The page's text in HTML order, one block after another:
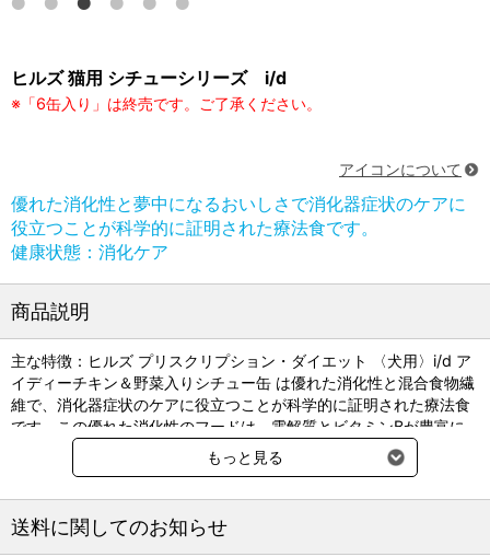
ヒルズ 猫用 シチューシリーズ i/d
※「6缶入り」は終売です。ご了承ください。
アイコンについて
優れた消化性と夢中になるおいしさで消化器症状のケアに
役立つことが科学的に証明された療法食です。
健康状態：消化ケア
商品説明
主な特徴：ヒルズ プリスクリプション・ダイエット 〈犬用〉i/d ア
イディーチキン＆野菜入りシチュー缶 は優れた消化性と混合食物繊
維で、消化器症状のケアに役立つことが科学的に証明された療法食
です。この優れた消化性のフードは、電解質とビタミンBが豊富に
含まれているため、栄養素を吸収しやすく、失われた栄養素を補い
ます。豊富なオメガ-3&6脂肪酸や、科学的に証明された抗酸化成分
プション・ダイエット 〈犬用〉i/d チキン＆野菜入りシチュー缶
は、お腹の不調をケアするために特別な栄養組成となっており、幼
もっと見る
送料に関してのお知らせ